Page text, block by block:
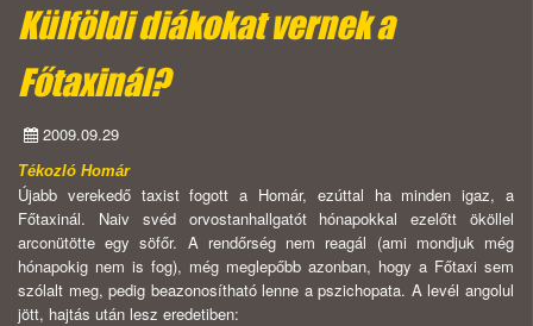
Külföldi diákokat vernek a
Főtaxinál?
2009.09.29
Tékozló Homár
Újabb verekedő taxist fogott a Homár, ezúttal ha minden igaz, a
Főtaxinál. Naiv svéd orvostanhallgatót hónapokkal ezelőtt ököllel
arconütötte egy söfőr. A rendőrség nem reagál (ami mondjuk még
hónapokig nem is fog), még meglepőbb azonban, hogy a Főtaxi sem
szólalt meg, pedig beazonosítható lenne a pszichopata. A levél angolul
jött, hajtás után lesz eredetiben: